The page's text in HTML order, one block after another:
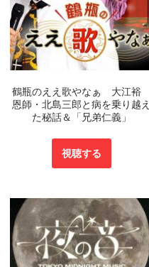
鶴瓶のええ歌やなぁ 大江裕
恩師・北島三郎と病を乗り越え
た秘話＆「兄弟仁義」
視聴する